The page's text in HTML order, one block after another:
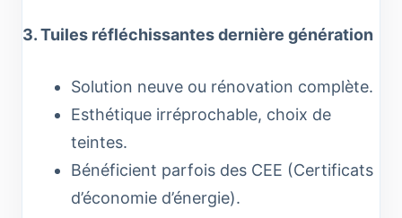
3. Tuiles réfléchissantes dernière génération
Solution neuve ou rénovation complète.
Esthétique irréprochable, choix de
teintes.
Bénéficient parfois des CEE (Certificats
d’économie d’énergie).